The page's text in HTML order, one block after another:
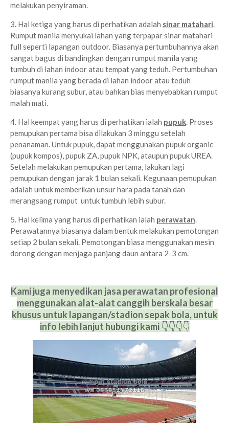
melakukan penyiraman.
3. Hal ketiga yang harus di perhatikan adalah sinar matahari.
Rumput manila menyukai lahan yang terpapar sinar matahari
full seperti lapangan outdoor. Biasanya pertumbuhannya akan
sangat bagus di bandingkan dengan rumput manila yang
tumbuh di lahan indoor atau tempat yang teduh. Pertumbuhan
rumput manila yang berada di lahan indoor atau teduh
biasanya kurang subur, atau bahkan bias menyebabkan rumput
malah mati.
4. Hal keempat yang harus di perhatikan ialah pupuk. Proses
pemupukan pertama bisa dilakukan 3 minggu setelah
penanaman. Untuk pupuk, dapat menggunakan pupuk organic
(pupuk kompos), pupuk ZA, pupuk NPK, ataupun pupuk UREA.
Setelah melakukan pemupukan pertama, lakukan lagi
pemupukan dengan jarak 1 bulan sekali. Kegunaan pemupukan
adalah untuk memberikan unsur hara pada tanah dan
merangsang rumput untuk tumbuh lebih subur.
5. Hal kelima yang harus di perhatikan ialah perawatan.
Perawatannya biasanya dalam bentuk melakukan pemotongan
setiap 2 bulan sekali. Pemotongan biasa menggunakan mesin
dorong dengan menjaga panjang daun antara 2-3 cm.
Kami juga menyedikan jasa perawatan profesional
menggunakan alat-alat canggih berskala besar
khusus untuk lapangan/stadion sepak bola, untuk
info lebih lanjut hubungi kami 👇👇👇👇